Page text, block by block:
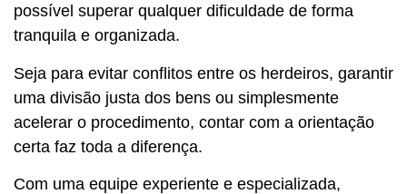
possível superar qualquer dificuldade de forma
tranquila e organizada.
Seja para evitar conflitos entre os herdeiros, garantir
uma divisão justa dos bens ou simplesmente
acelerar o procedimento, contar com a orientação
certa faz toda a diferença.
Com uma equipe experiente e especializada,